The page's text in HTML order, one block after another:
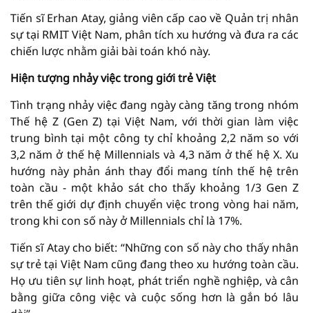
Tiến sĩ Erhan Atay, giảng viên cấp cao về Quản trị nhân
sự tại RMIT Việt Nam, phân tích xu hướng và đưa ra các
chiến lược nhằm giải bài toán khó này.
Hiện tượng nhảy việc trong giới trẻ Việt
Tình trạng nhảy việc đang ngày càng tăng trong nhóm
Thế hệ Z (Gen Z) tại Việt Nam, với thời gian làm việc
trung bình tại một công ty chỉ khoảng 2,2 năm so với
3,2 năm ở thế hệ Millennials và 4,3 năm ở thế hệ X. Xu
hướng này phản ánh thay đổi mang tính thế hệ trên
toàn cầu - một khảo sát cho thấy khoảng 1/3 Gen Z
trên thế giới dự định chuyển việc trong vòng hai năm,
trong khi con số này ở Millennials chỉ là 17%.
Tiến sĩ Atay cho biết: “Những con số này cho thấy nhân
sự trẻ tại Việt Nam cũng đang theo xu hướng toàn cầu.
Họ ưu tiên sự linh hoạt, phát triển nghề nghiệp, và cân
bằng giữa công việc và cuộc sống hơn là gắn bó lâu